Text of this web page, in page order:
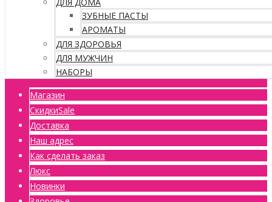
ЗУБНЫЕ ПАСТЫ
АРОМАТЫ
ДЛЯ ЗДОРОВЬЯ
ДЛЯ МУЖЧИН
НАБОРЫ
Магазин
СкидкиSale
Доставка
Наш адрес
Как сделать заказ
Люкс
Новинки